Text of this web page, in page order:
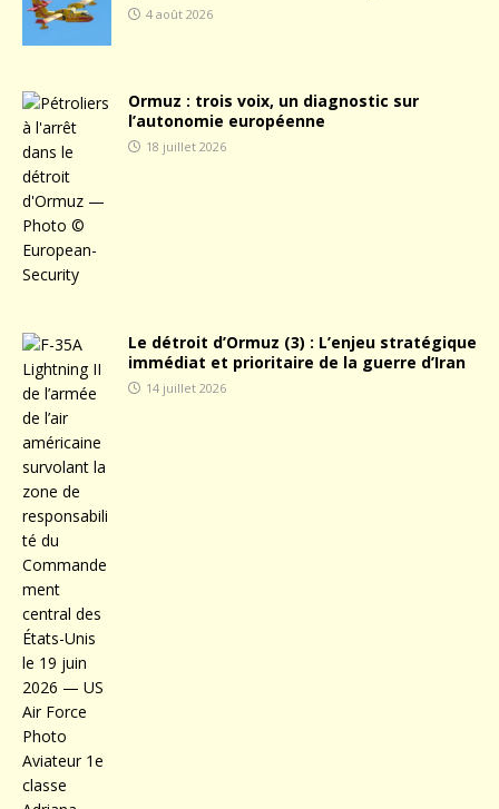
4 août 2026
Ormuz : trois voix, un diagnostic sur
l’autonomie européenne
18 juillet 2026
Le détroit d’Ormuz (3) : L’enjeu stratégique
immédiat et prioritaire de la guerre d’Iran
14 juillet 2026